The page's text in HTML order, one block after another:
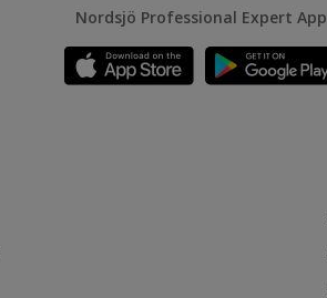
Nordsjö Professional Expert App